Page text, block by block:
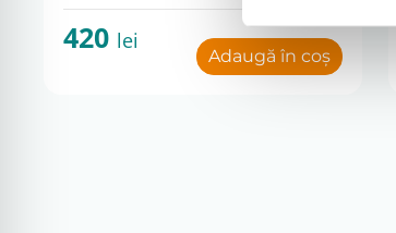
420 lei
Adaugă în coș